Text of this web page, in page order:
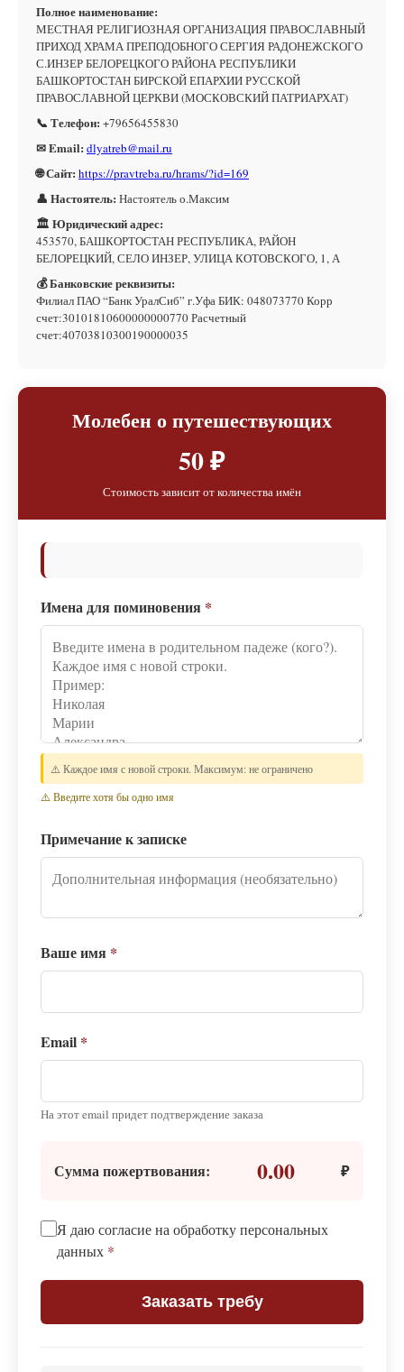
Полное наименование:
МЕСТНАЯ РЕЛИГИОЗНАЯ ОРГАНИЗАЦИЯ ПРАВОСЛАВНЫЙ
ПРИХОД ХРАМА ПРЕПОДОБНОГО СЕРГИЯ РАДОНЕЖСКОГО
С.ИНЗЕР БЕЛОРЕЦКОГО РАЙОНА РЕСПУБЛИКИ
БАШКОРТОСТАН БИРСКОЙ ЕПАРХИИ РУССКОЙ
ПРАВОСЛАВНОЙ ЦЕРКВИ (МОСКОВСКИЙ ПАТРИАРХАТ)
📞 Телефон: +79656455830
✉ Email: dlyatreb@mail.ru
🌐 Сайт: https://pravtreba.ru/hrams/?id=169
👤 Настоятель: Настоятель о.Максим
🏛 Юридический адрес:
453570, БАШКОРТОСТАН РЕСПУБЛИКА, РАЙОН
БЕЛОРЕЦКИЙ, СЕЛО ИНЗЕР, УЛИЦА КОТОВСКОГО, 1, А
💰 Банковские реквизиты:
Филиал ПАО “Банк УралСиб” г.Уфа БИК: 048073770 Корр
счет:30101810600000000770 Расчетный
счет:40703810300190000035
Молебен о путешествующих
50 ₽
Стоимость зависит от количества имён
Имена для поминовения *
⚠️ Каждое имя с новой строки. Максимум: не ограничено
⚠️ Введите хотя бы одно имя
Примечание к записке
Ваше имя *
Email *
На этот email придет подтверждение заказа
Сумма пожертвования: 0.00 ₽
Я даю согласие на обработку персональных
данных *
Заказать требу